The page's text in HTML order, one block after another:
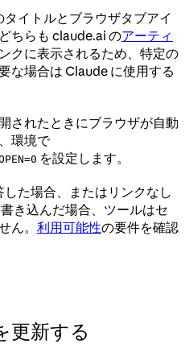
イトルとブラウザタブアイ
ちらも claude.ai のアーティ
クに表示されるため、特定の
な場合は Claude に使用する
されたときにブラウザが自動
環境で
を設定します。
た場合、またはリンクなし
き込んだ場合、ツールはセ
ん。 利用可能性の要件を確認
更新する